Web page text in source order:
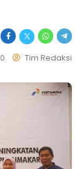
Tim Redaksi